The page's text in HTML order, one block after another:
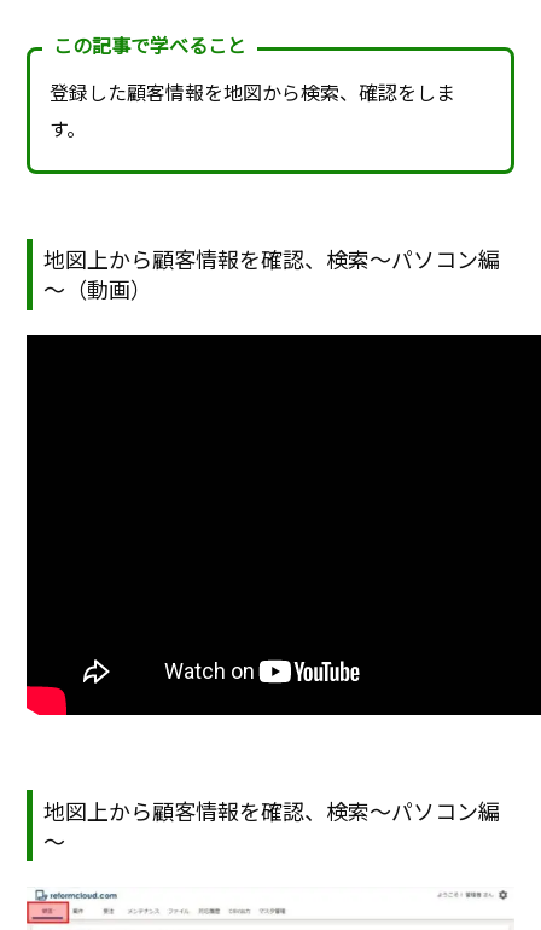
この記事で学べること
登録した顧客情報を地図から検索、確認をしま
す。
地図上から顧客情報を確認、検索～パソコン編
～（動画）
地図上から顧客情報を確認、検索～パソコン編
～